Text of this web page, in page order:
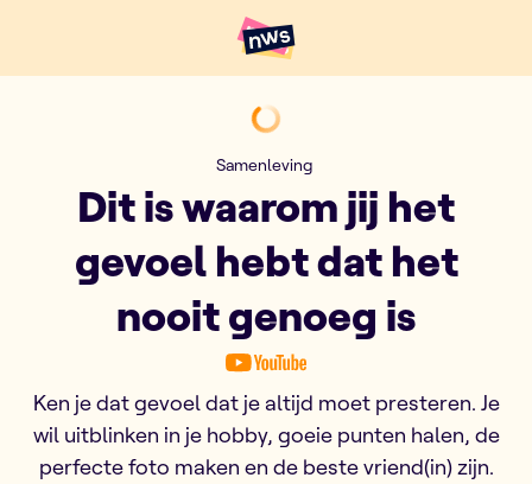
Hoofdpunten VRT NWS
Dit is waarom jij het gevoel
Samenleving
Dit is waarom jij het
gevoel hebt dat het
nooit genoeg is
Ken je dat gevoel dat je altijd moet presteren. Je
wil uitblinken in je hobby, goeie punten halen, de
perfecte foto maken en de beste vriend(in) zijn.